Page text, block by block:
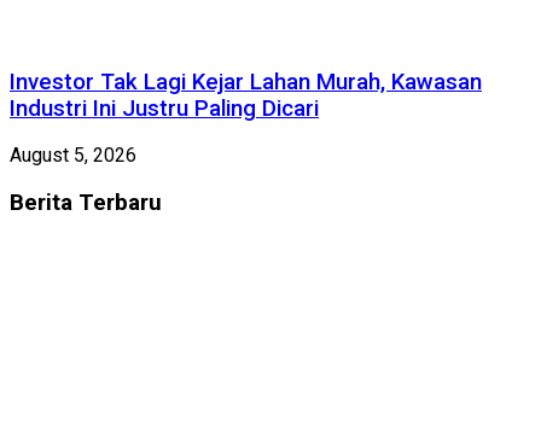
Investor Tak Lagi Kejar Lahan Murah, Kawasan
Industri Ini Justru Paling Dicari
August 5, 2026
Berita Terbaru